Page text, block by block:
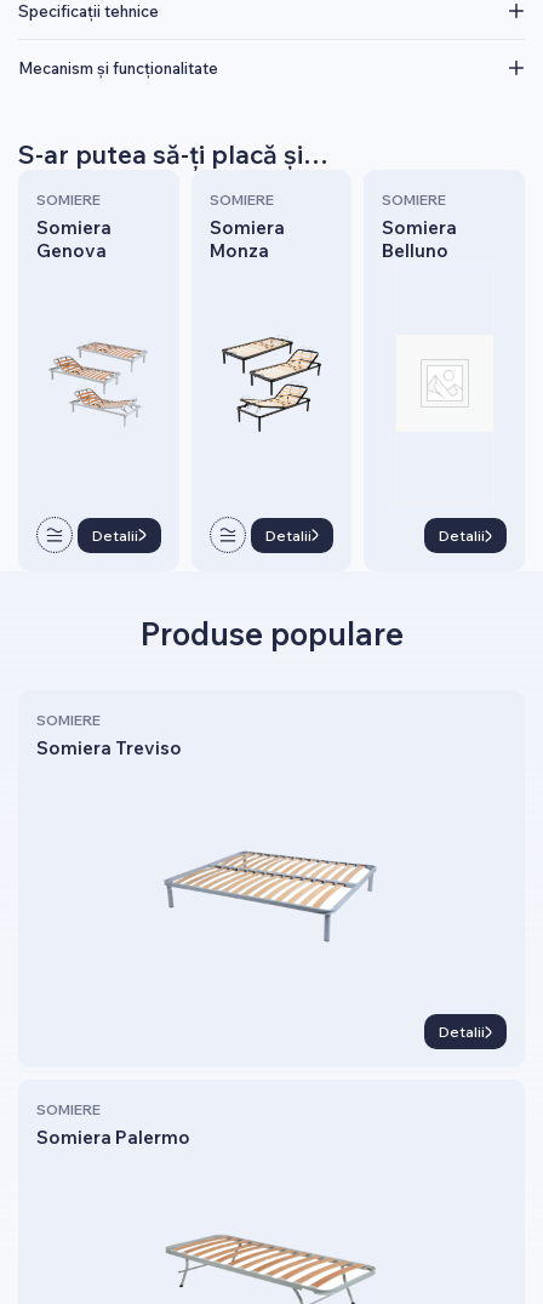
Specificații tehnice
Mecanism și funcționalitate
S-ar putea să-ți placă și…
SOMIERE
Somiera
Genova
Detalii
SOMIERE
Somiera
Monza
Detalii
SOMIERE
Somiera
Belluno
Detalii
Produse populare
SOMIERE
Somiera Treviso
Detalii
SOMIERE
Somiera Palermo